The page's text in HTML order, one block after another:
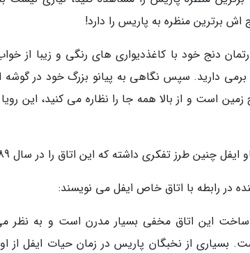
اش برترین منظره به پاریس را دارد!
دنج خود با کاغذدیواری های رنگی و زیبا از
زمین است و از بالا همه جا را نظاره می کنید،
طرز تفکری داشته که این اتاق را در سال 1889 برای خود ساخته است.
در رابطه با اتاق خاص ایفل می نویسند:
این اتاق مخفی بسیار مدرن است و به نظر می
بسیاری از نخبگان پاریس در زمان حیات ایفل از